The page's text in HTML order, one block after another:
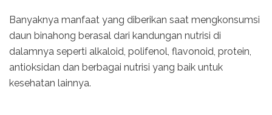
Banyaknya manfaat yang diberikan saat mengkonsumsi
daun binahong berasal dari kandungan nutrisi di
dalamnya seperti alkaloid, polifenol, flavonoid, protein,
antioksidan dan berbagai nutrisi yang baik untuk
kesehatan lainnya.